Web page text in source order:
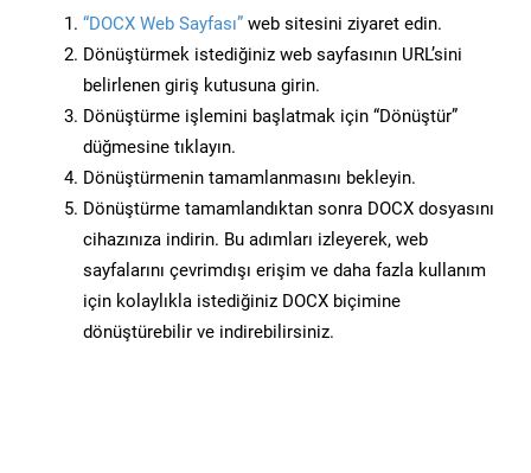
“DOCX Web Sayfası” web sitesini ziyaret edin.
Dönüştürmek istediğiniz web sayfasının URL’sini
belirlenen giriş kutusuna girin.
Dönüştürme işlemini başlatmak için “Dönüştür”
düğmesine tıklayın.
Dönüştürmenin tamamlanmasını bekleyin.
Dönüştürme tamamlandıktan sonra DOCX dosyasını
cihazınıza indirin. Bu adımları izleyerek, web
sayfalarını çevrimdışı erişim ve daha fazla kullanım
için kolaylıkla istediğiniz DOCX biçimine
dönüştürebilir ve indirebilirsiniz.